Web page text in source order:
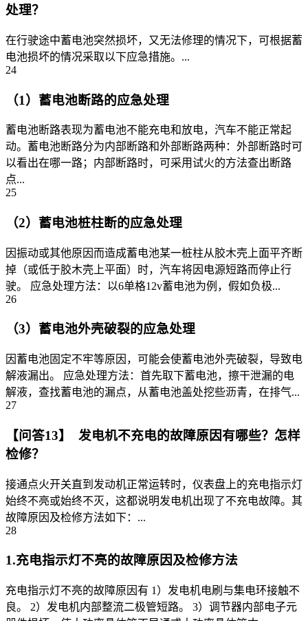
处理？
在行驶途中蓄电池突然损坏，又无法修理的情况下，可根据蓄
电池损坏的情况采取以下应急措施。...
24
（1）蓄电池断路的应急处理
蓄电池断路表现为蓄电池不能充电和放电，汽车不能正常起
动。蓄电池断路分为内部断路和外部断路两种：外部断路时可
以看出在哪一路；内部断路时，可采用试火的方法查出断路
点...
25
（2）蓄电池桩柱断的应急处理
因振动或其他原因而造成蓄电池某一桩柱从胶木壳上面平齐断
掉（或低于胶木壳上平面）时，汽车将因电源短路而停止行
驶。 应急处理方法：以6单格12v蓄电池为例，假如负极...
26
（3）蓄电池外壳破裂的应急处理
因蓄电池固定不牢等原因，可能会使蓄电池外壳破裂，导致电
解液漏出。 应急处理方法：首先取下蓄电池，擦干泄漏的电
解液，查找蓄电池的漏点，从蓄电池盖处挖些沥青，在排气...
27
【问答13】 发电机不充电的故障原因有哪些？怎样
检修？
接通点火开关直到发动机正常运转时，仪表盘上的充电指示灯
始终不亮或始终不灭，这都说明发电机出现了不充电故障。其
故障原因及检修方法如下：...
28
1.充电指示灯不亮的故障原因及检修方法
充电指示灯不亮的故障原因有 1）发电机电刷与集电环接触不
良。 2）发电机内部整流二极管短路。 3）调节器内部电子元